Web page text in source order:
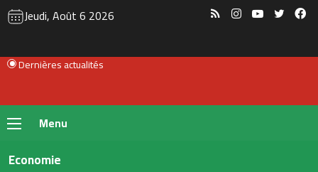
Jeudi, Août 6 2026 RSS InstagramYouTube
Dernières actualités
Menu
Economie